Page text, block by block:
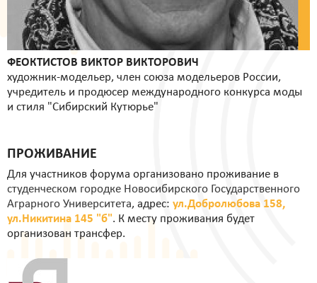
ФЕОКТИСТОВ ВИКТОР ВИКТОРОВИЧ
художник-модельер, член союза модельеров России,
учредитель и продюсер международного конкурса моды
и стиля "Сибирский Кутюрье"
ПРОЖИВАНИЕ
Для участников форума организовано проживание в
студенческом городке Новосибирского Государственного
Аграрного Университета, адрес: ул.Добролюбова 158,
ул.Никитина 145 "б". К месту проживания будет
организован трансфер.